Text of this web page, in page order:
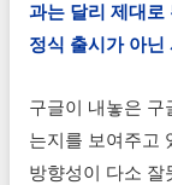
과는 달리 제대로
정식 출시가 아닌
구글이 내놓은 구
는지를 보여주고
방향성이 다소 잘